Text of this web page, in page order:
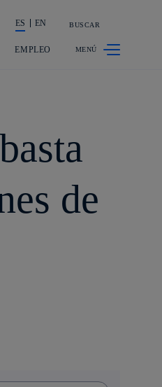
ES EN BUSCAR
EMPLEO
de